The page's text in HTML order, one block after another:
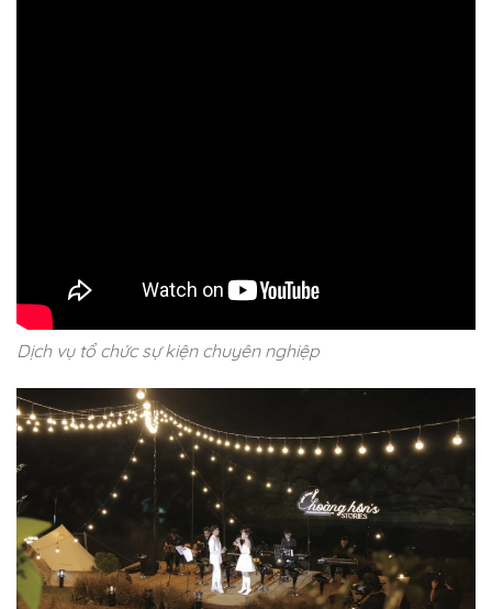
Dịch vụ tổ chức sự kiện chuyên nghiệp